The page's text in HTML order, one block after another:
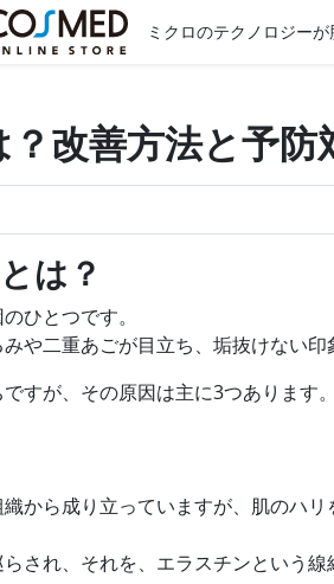
ミクロのテクノロジー
改善方法と予防
は？
ひとつです。
や二重あごが目立ち、垢抜けない印
すが、その原因は主に3つあります。
から成り立っていますが、肌のハ
され、それを、エラスチンという